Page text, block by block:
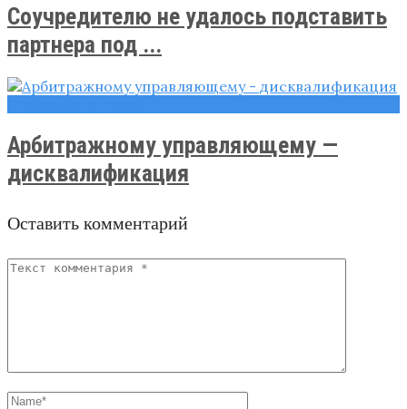
Соучредителю не удалось подставить
партнера под ...
Арбитражному управляющему —
дисквалификация
Оставить комментарий